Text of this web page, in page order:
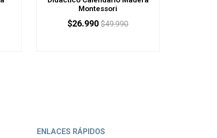
Montessori
$26.990 $49.990
ENLACES RÁPIDOS